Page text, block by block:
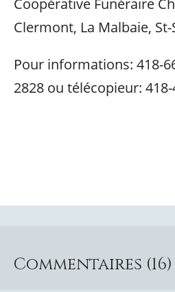
Coopérative Funéraire
Clermont, La Malbaie,
Pour informations: 418-
2828 ou télécopieur:
Commentaires (16)